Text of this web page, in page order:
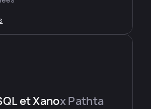
et Xanox Pathta